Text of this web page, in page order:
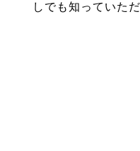
しでも知っていた